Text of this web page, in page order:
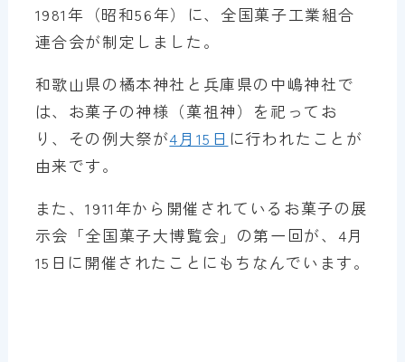
1981年（昭和56年）に、全国菓子工業組合
連合会が制定しました。
和歌山県の橘本神社と兵庫県の中嶋神社で
は、お菓子の神様（菓祖神）を祀ってお
り、その例大祭が4月15日 に行われたことが
由来です。
また、1911年から開催されているお菓子の展
示会「全国菓子大博覧会」の第一回が、4月
15日に開催されたことにもちなんでいます。